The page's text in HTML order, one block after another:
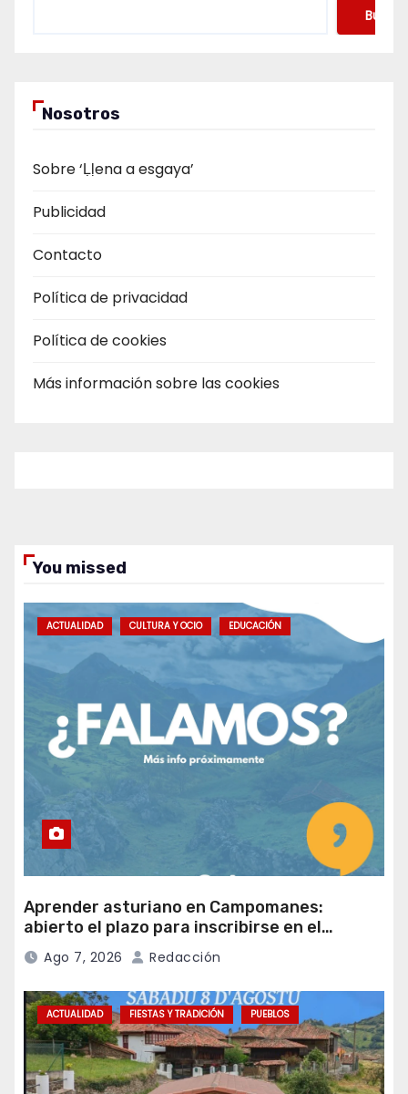
Buscar
Nosotros
Sobre ‘Ḷḷena a esgaya’
Publicidad
Contacto
Política de privacidad
Política de cookies
Más información sobre las cookies
You missed
ACTUALIDAD CULTURA Y OCIO EDUCACIÓN
Aprender asturiano en Campomanes:
abierto el plazo para inscribirse en el
programa Falamos
Ago 7, 2026 Redacción
ACTUALIDAD FIESTAS Y TRADICIÓN PUEBLOS